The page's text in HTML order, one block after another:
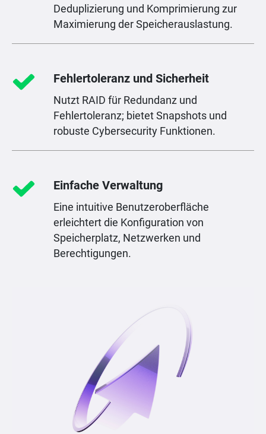
Deduplizierung und Komprimierung zur
Maximierung der Speicherauslastung.
Fehlertoleranz und Sicherheit
Nutzt RAID für Redundanz und
Fehlertoleranz; bietet Snapshots und
robuste Cybersecurity Funktionen.
Einfache Verwaltung
Eine intuitive Benutzeroberfläche
erleichtert die Konfiguration von
Speicherplatz, Netzwerken und
Berechtigungen.